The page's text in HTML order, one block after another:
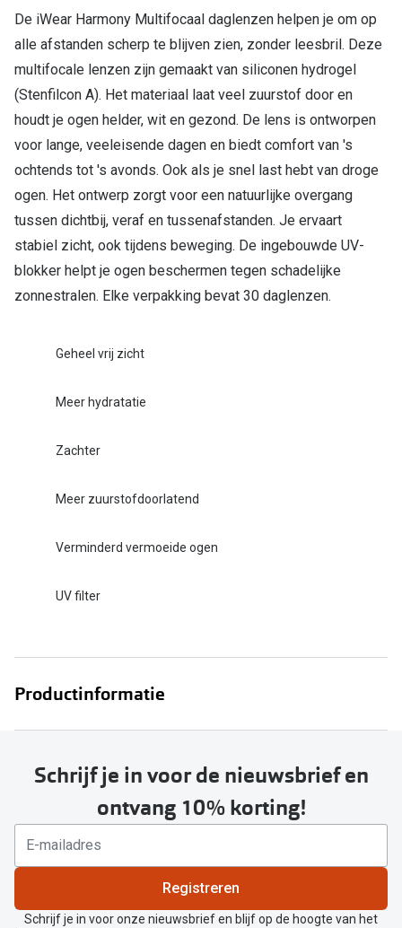
De iWear Harmony Multifocaal daglenzen helpen je om op
alle afstanden scherp te blijven zien, zonder leesbril. Deze
multifocale lenzen zijn gemaakt van siliconen hydrogel
(Stenfilcon A). Het materiaal laat veel zuurstof door en
houdt je ogen helder, wit en gezond. De lens is ontworpen
voor lange, veeleisende dagen en biedt comfort van 's
ochtends tot 's avonds. Ook als je snel last hebt van droge
ogen. Het ontwerp zorgt voor een natuurlijke overgang
tussen dichtbij, veraf en tussenafstanden. Je ervaart
stabiel zicht, ook tijdens beweging. De ingebouwde UV-
blokker helpt je ogen beschermen tegen schadelijke
zonnestralen. Elke verpakking bevat 30 daglenzen.
Geheel vrij zicht
Meer hydratatie
Zachter
Meer zuurstofdoorlatend
Verminderd vermoeide ogen
UV filter
Productinformatie
Schrijf je in voor de nieuwsbrief en
ontvang 10% korting!
Registreren
Schrijf je in voor onze nieuwsbrief en blijf op de hoogte van het